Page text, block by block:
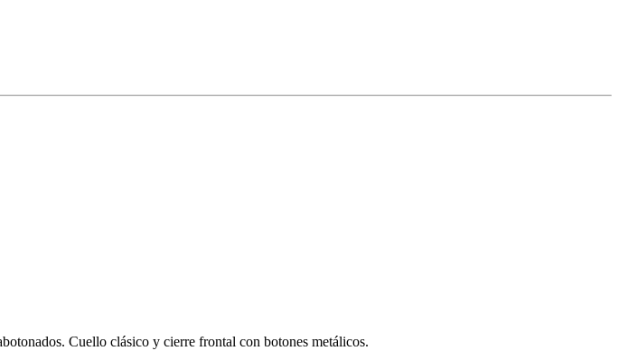
Cuello clásico y cierre frontal con botones metálicos.